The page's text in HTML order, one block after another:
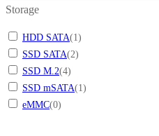
Storage
HDD SATA(1 )
SSD SATA(2)
SSD M.2(4)
SSD mSATA(1 )
eMMC(0)